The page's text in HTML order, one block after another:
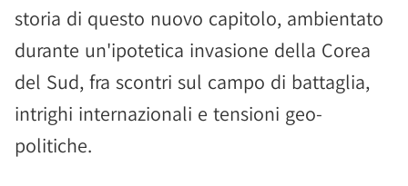
storia di questo nuovo capitolo, ambientato
durante un'ipotetica invasione della Corea
del Sud, fra scontri sul campo di battaglia,
intrighi internazionali e tensioni geo-
politiche.